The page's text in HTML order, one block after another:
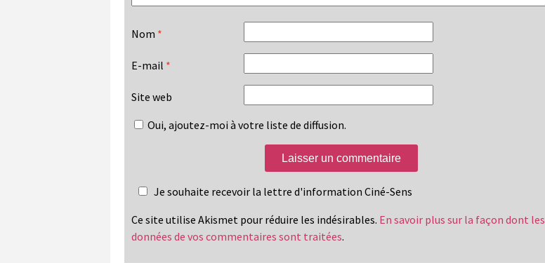
Nom *
E-mail *
Site web
Oui, ajoutez-moi à votre liste de diffusion.
Je souhaite recevoir la lettre d'information Ciné-Sens
Ce site utilise Akismet pour réduire les indésirables. En savoir plus sur la façon dont les
données de vos commentaires sont traitées.